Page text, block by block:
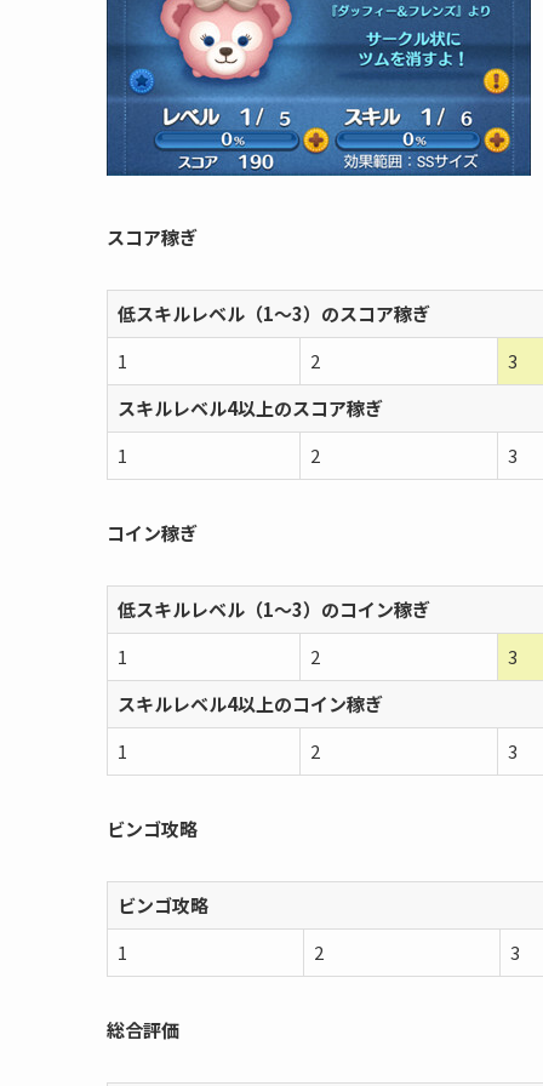
スコア稼ぎ
低スキルレベル（1〜3）のスコア稼ぎ
1
2 3
スキルレベル4以上のスコア稼ぎ
1
2 3
コイン稼ぎ
低スキルレベル（1〜3）のコイン稼ぎ
1
2 3
スキルレベル4以上のコイン稼ぎ
1
2 3
ビンゴ攻略
ビンゴ攻略
1
2 3
総合評価